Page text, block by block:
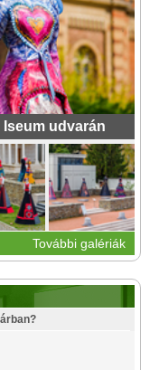
udvarán
További galériák